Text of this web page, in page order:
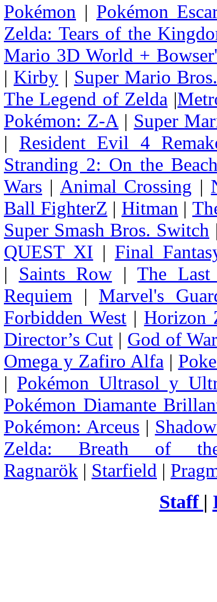
Pokémon | Pokémon
Zelda: Tears of the
Mario 3D World +
| Kirby | Super Mario
The Legend of Zelda |
Pokémon: Z-A | Super
| Resident Evil 4
Stranding 2: On the
Wars | Animal Crossing |
Ball FighterZ | Hitman |
Super Smash Bros. Switch
QUEST XI | Final
| Saints Row |The
Requiem | Marvel's
Forbidden West | Horizon
Director’s Cut | God of
Omega y Zafiro Alfa |
| Pokémon Ultrasol y
Pokémon Diamante
Pokémon: Arceus |
Zelda: Breath of
Ragnarök | Starfield |
Staff |